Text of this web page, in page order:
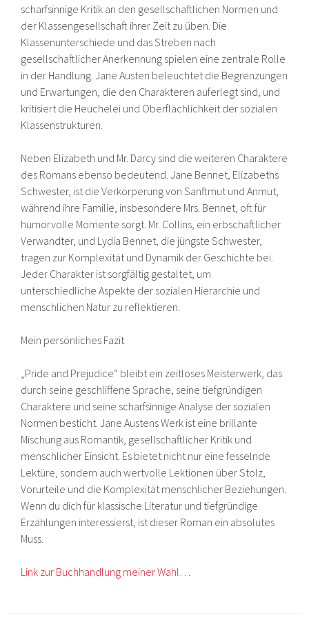
scharfsinnige Kritik an den gesellschaftlichen Normen und
der Klassengesellschaft ihrer Zeit zu üben. Die
Klassenunterschiede und das Streben nach
gesellschaftlicher Anerkennung spielen eine zentrale Rolle
in der Handlung. Jane Austen beleuchtet die Begrenzungen
und Erwartungen, die den Charakteren auferlegt sind, und
kritisiert die Heuchelei und Oberflächlichkeit der sozialen
Klassenstrukturen.
Neben Elizabeth und Mr. Darcy sind die weiteren Charaktere
des Romans ebenso bedeutend. Jane Bennet, Elizabeths
Schwester, ist die Verkörperung von Sanftmut und Anmut,
während ihre Familie, insbesondere Mrs. Bennet, oft für
humorvolle Momente sorgt. Mr. Collins, ein erbschaftlicher
Verwandter, und Lydia Bennet, die jüngste Schwester,
tragen zur Komplexität und Dynamik der Geschichte bei.
Jeder Charakter ist sorgfältig gestaltet, um
unterschiedliche Aspekte der sozialen Hierarchie und
menschlichen Natur zu reflektieren.
Mein persönliches Fazit
„Pride and Prejudice“ bleibt ein zeitloses Meisterwerk, das
durch seine geschliffene Sprache, seine tiefgründigen
Charaktere und seine scharfsinnige Analyse der sozialen
Normen besticht. Jane Austens Werk ist eine brillante
Mischung aus Romantik, gesellschaftlicher Kritik und
menschlicher Einsicht. Es bietet nicht nur eine fesselnde
Lektüre, sondern auch wertvolle Lektionen über Stolz,
Vorurteile und die Komplexität menschlicher Beziehungen.
Wenn du dich für klassische Literatur und tiefgründige
Erzählungen interessierst, ist dieser Roman ein absolutes
Muss.
Link zur Buchhandlung meiner Wahl…